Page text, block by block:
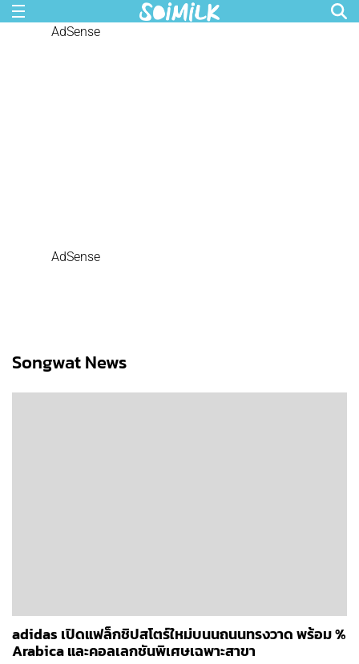
AdSense
AdSense
Songwat News
adidas เปิดแฟล็กชิปสโตร์ใหม่บนนถนนทรงวาด พร้อม %
Arabica และคอลเลกชันพิเศษเฉพาะสาขา